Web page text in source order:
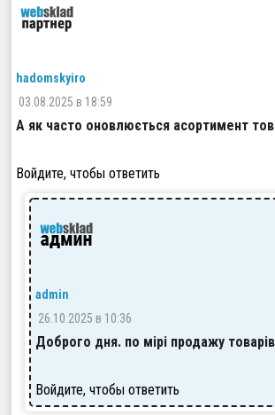
hadomskyiroman@gmail.com
03.08.2025 в 18:59
А як часто оновлюється асортимент
Войдите, чтобы ответить
admin
26.10.2025 в 10:36
Доброго дня. по мірі продажу товарів
Войдите, чтобы ответить